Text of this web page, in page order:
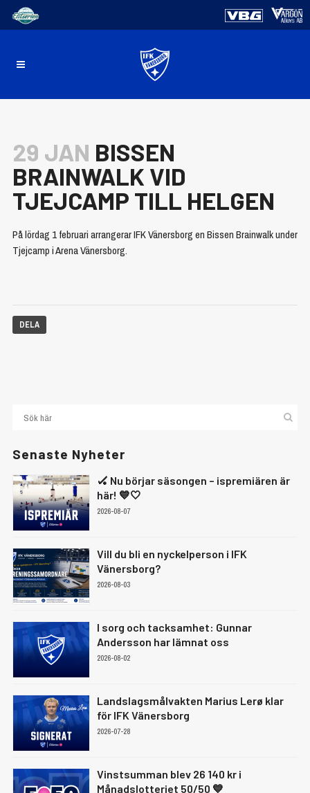
29 JAN BISSEN
BRAINWALK VID
TJEJCAMP TILL HELGEN
På lördag 1 februari arrangerar IFK Vänersborg en Bissen Brainwalk under
Tjejcamp i Arena Vänersborg.
DELA
Senaste Nyheter
🏑 Nu börjar säsongen – ispremiären är
här! 💙🤍
2026-08-07
Vill du bli en nyckelperson i IFK
Vänersborg?
2026-08-03
I sorg och tacksamhet: Gunnar
Andersson har lämnat oss
2026-08-02
Landslagsmålvakten Marius Lerø klar
för IFK Vänersborg
2026-07-28
Vinstsumman blev 26 140 kr i
Månadslotteriet 50/50 💙